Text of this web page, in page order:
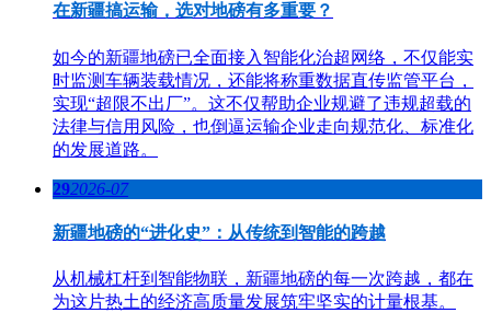
在新疆搞运输，选对地磅有多重要？
如今的新疆地磅已全面接入智能化治超网络，不仅能实
时监测车辆装载情况，还能将称重数据直传监管平台，
实现“超限不出厂”。这不仅帮助企业规避了违规超载的
法律与信用风险，也倒逼运输企业走向规范化、标准化
的发展道路。
292026-07
新疆地磅的“进化史”：从传统到智能的跨越
从机械杠杆到智能物联，新疆地磅的每一次跨越，都在
为这片热土的经济高质量发展筑牢坚实的计量根基。